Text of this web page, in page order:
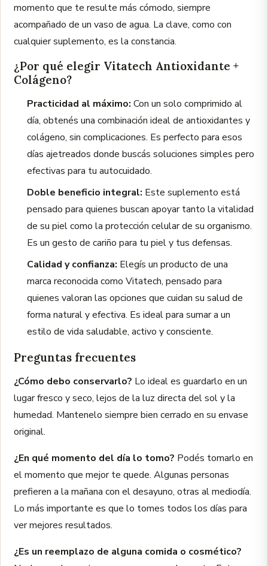
momento que te resulte más cómodo, siempre
acompañado de un vaso de agua. La clave, como con
cualquier suplemento, es la constancia.
¿Por qué elegir Vitatech Antioxidante +
Colágeno?
Practicidad al máximo: Con un solo comprimido al
día, obtenés una combinación ideal de antioxidantes y
colágeno, sin complicaciones. Es perfecto para esos
días ajetreados donde buscás soluciones simples pero
efectivas para tu autocuidado.
Doble beneficio integral: Este suplemento está
pensado para quienes buscan apoyar tanto la vitalidad
de su piel como la protección celular de su organismo.
Es un gesto de cariño para tu piel y tus defensas.
Calidad y confianza: Elegís un producto de una
marca reconocida como Vitatech, pensado para
quienes valoran las opciones que cuidan su salud de
forma natural y efectiva. Es ideal para sumar a un
estilo de vida saludable, activo y consciente.
Preguntas frecuentes
¿Cómo debo conservarlo? Lo ideal es guardarlo en un
lugar fresco y seco, lejos de la luz directa del sol y la
humedad. Mantenelo siempre bien cerrado en su envase
original.
¿En qué momento del día lo tomo? Podés tomarlo en
el momento que mejor te quede. Algunas personas
prefieren a la mañana con el desayuno, otras al mediodía.
Lo más importante es que lo tomes todos los días para
ver mejores resultados.
¿Es un reemplazo de alguna comida o cosmético?